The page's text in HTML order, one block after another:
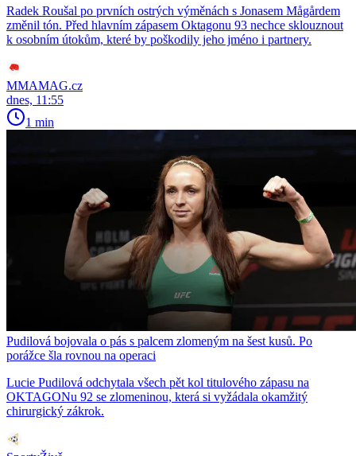
Radek Roušal po prvních ostrých výměnách s Jonasem Mågårdem
změnil tón. Před hlavním zápasem Oktagonu 93 nechce sklouznout
k osobním útokům, které by poškodily jeho jméno i partnery.
MMAMAG.cz
dnes, 11:55
1 min
Pudilová bojovala o pás s palcem zlomeným na šest kusů. Po
porážce šla rovnou na operaci
Lucie Pudilová odchytala všech pět kol titulového zápasu na
OKTAGONu 92 se zlomeninou, která si vyžádala okamžitý
chirurgický zákrok.